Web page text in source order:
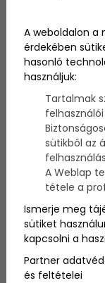
30
Szerző:admin
2014. március
képeket
képek
helyszíneket
alakzatot
más része
A weboldalon a
érdekében
hasonló
használjuk:
Tartalmak
sütikből az
A Weblap
tétele a
Ismerje meg
sütiket
kapcsolni a
Partner
és feltételei